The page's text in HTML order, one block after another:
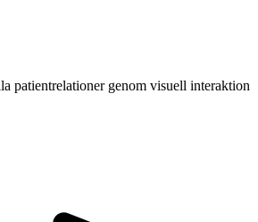
patientrelationer genom visuell interaktion